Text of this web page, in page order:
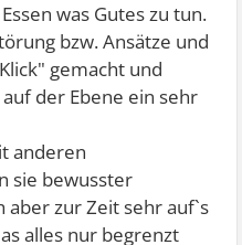
was Gutes zu tun.
bzw. Ansätze und
gemacht und
der Ebene ein sehr
anderen
sie bewusster
zur Zeit sehr auf`s
alles nur begrenzt